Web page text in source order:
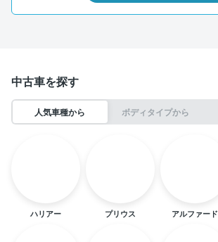
中古車を探す
人気車種から ボディタイプから
ハリアー プリウス アルファード